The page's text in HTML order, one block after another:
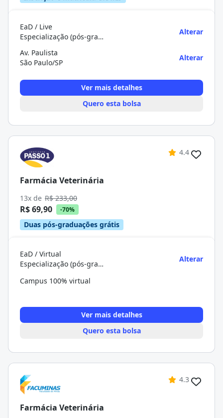
EaD / Live
Especialização (pós-graduação)
Alterar
Av. Paulista
São Paulo/SP
Alterar
Ver mais detalhes
Quero esta bolsa
4.4
Farmácia Veterinária
13x de R$ 233,00
R$ 69,90 -70%
Duas pós-graduações grátis
EaD / Virtual
Especialização (pós-graduação)
Alterar
Campus 100% virtual
Ver mais detalhes
Quero esta bolsa
4.3
Farmácia Veterinária